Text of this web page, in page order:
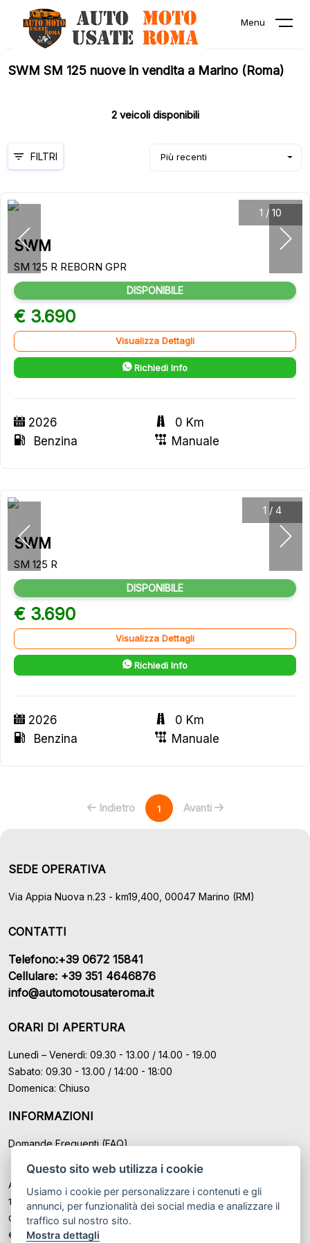
Menu
Questo sito web utilizza i cookie
Usiamo i cookie per personalizzare i contenuti e gli
annunci, per funzionalità dei social media e analizzare il
traffico sul nostro sito.
Mostra dettagli
SWM SM 125 nuove in vendita a Marino (Roma)
2veicoli disponibili
Più recenti
FILTRI
1 / 10
SWM
SM 125 R REBORN GPR
DISPONIBILE
€ 3.690
Visualizza Dettagli
Richiedi Info
2026
0 Km
Benzina
Manuale
1 / 4
SWM
SM 125 R
DISPONIBILE
€ 3.690
Visualizza Dettagli
Richiedi Info
2026
0 Km
Benzina
Manuale
Indietro 1 Avanti
SEDE OPERATIVA
Via Appia Nuova n.23 - km19,400, 00047 Marino (RM)
CONTATTI
Telefono:+39 0672 15841
Cellulare: +39 351 4646876
info@automotousateroma.it
ORARI DI APERTURA
Lunedì – Venerdì: 09.30 - 13.00 / 14.00 - 19.00
Sabato: 09.30 - 13.00 / 14:00 - 18:00
Domenica: Chiuso
INFORMAZIONI
Domande Frequenti (FAQ)
Auto Moto Usate Roma Srl sede di Marino - Roma, P.IVA: IT
12489131008
Cod. Fisc. ed Iscr. al Registro Imprese di Roma n° 12489131008
© Another site byGestionale auto